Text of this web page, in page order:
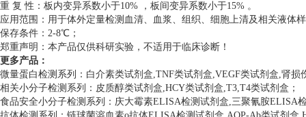
重 复 性：板内变异系数小于10% ，板间变异系数小于15% 。
应用范围：用于体外定量检测血清、血浆、组织、细胞上清及相关液体
保存条件：2-8℃；
郑重声明：本产品仅供科研实验，不适用于临床诊断！
更多产品：
微量蛋白检测系列：白介素类试剂盒,TNF类试剂盒,VEGF类试剂盒,肾损
相关小分子检测系列：皮质醇类试剂盒,HCY类试剂盒,T3,T4类试剂盒；
食品安全小分子检测系列：庆大霉素ELISA检测试剂盒,三聚氰胺